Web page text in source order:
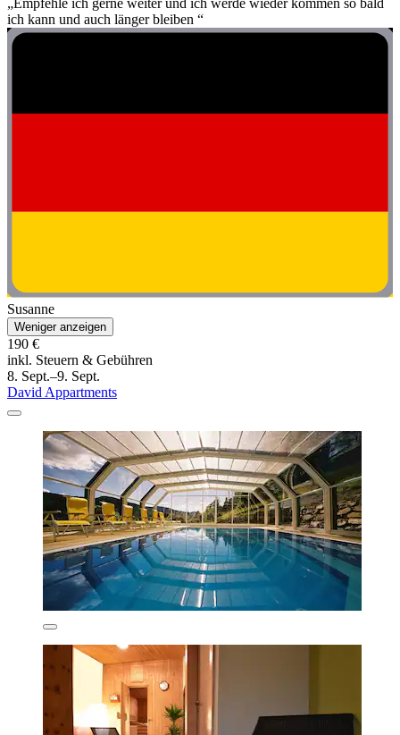
„Empfehle ich gerne weiter und ich werde wieder kommen so bald
ich kann und auch länger bleiben “
Susanne
Weniger anzeigen
190 €
inkl. Steuern & Gebühren
8. Sept.–9. Sept.
David Appartments